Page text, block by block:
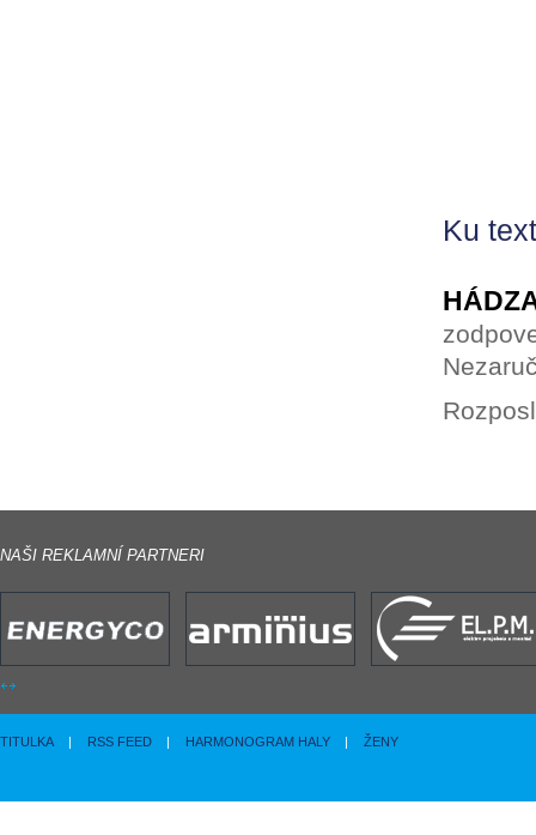
Ku
NAŠI REKLAMNÍ PARTNERI
TITULKA | RSS FEED | HARMONOGRAM HALY | ŽENY